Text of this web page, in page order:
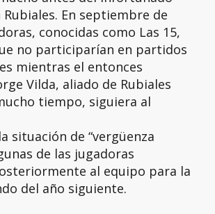
En septiembre de
conocidas como Las 15,
no participarían en partidos
mientras el entonces
Vilda, aliado de Rubiales
tiempo, siguiera al
situación de “vergüenza
de las jugadoras
al equipo para la
del año siguiente.